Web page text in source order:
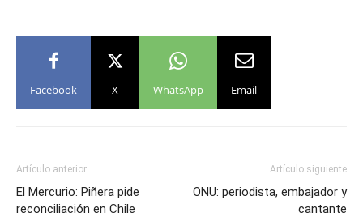
Facebook X WhatsApp Email
Artículo anterior
El Mercurio: Piñera pide
reconciliación en Chile
Artículo siguiente
ONU: periodista, embajador y
cantante